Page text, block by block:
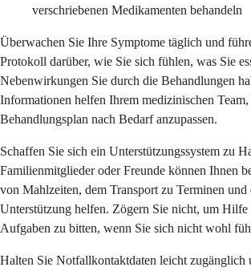
verschriebenen Medikamenten behandeln
Überwachen Sie Ihre Symptome täglich und
Protokoll darüber, wie Sie sich fühlen, was Sie
Nebenwirkungen Sie durch die Behandlungen
Informationen helfen Ihrem medizinischen Team,
Behandlungsplan nach Bedarf anzupassen.
Schaffen Sie sich ein Unterstützungssystem zu
Familienmitglieder oder Freunde können Ihnen
von Mahlzeiten, dem Transport zu Terminen und
Unterstützung helfen. Zögern Sie nicht, um Hilfe
Aufgaben zu bitten, wenn Sie sich nicht wohl
Halten Sie Notfallkontaktdaten leicht zugänglich